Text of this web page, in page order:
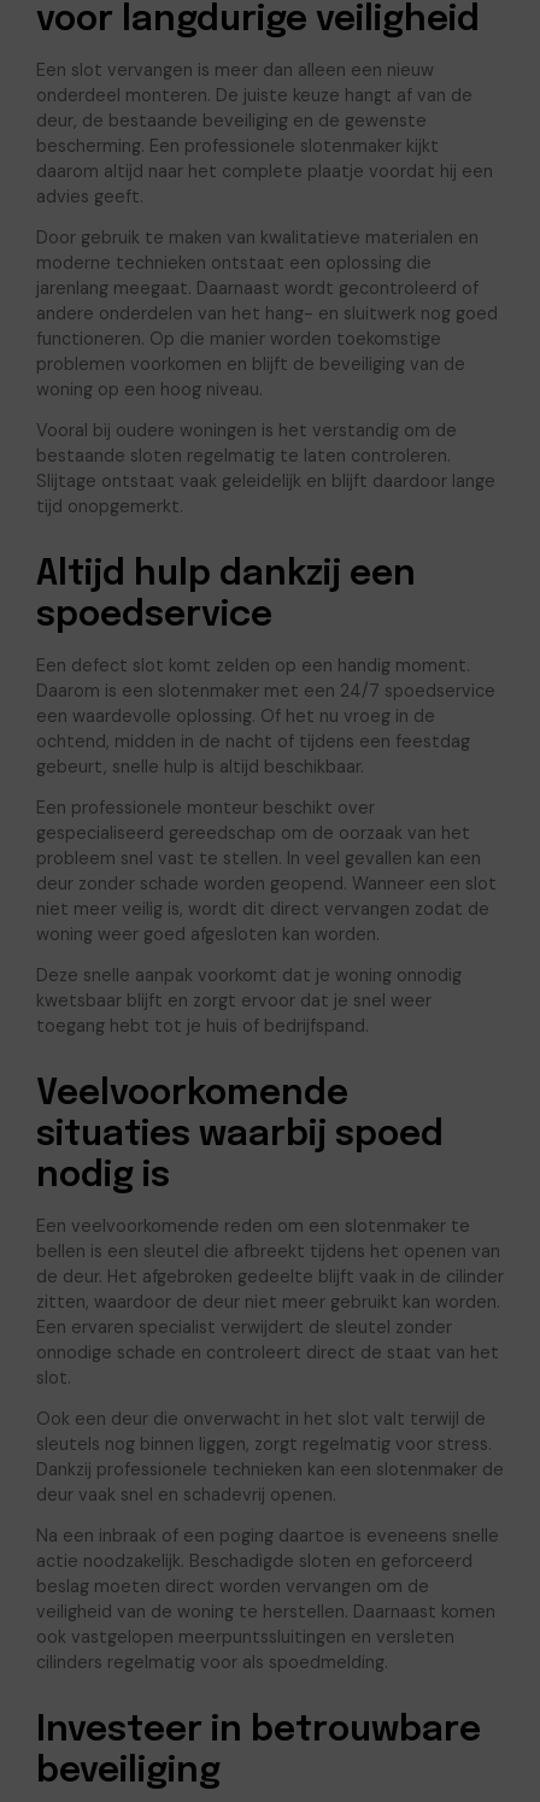
voor langdurige veiligheid
Een slot vervangen is meer dan alleen een nieuw
onderdeel monteren. De juiste keuze hangt af van de
deur, de bestaande beveiliging en de gewenste
bescherming. Een professionele slotenmaker kijkt
daarom altijd naar het complete plaatje voordat hij een
advies geeft.
Door gebruik te maken van kwalitatieve materialen en
moderne technieken ontstaat een oplossing die
jarenlang meegaat. Daarnaast wordt gecontroleerd of
andere onderdelen van het hang- en sluitwerk nog goed
functioneren. Op die manier worden toekomstige
problemen voorkomen en blijft de beveiliging van de
woning op een hoog niveau.
Vooral bij oudere woningen is het verstandig om de
bestaande sloten regelmatig te laten controleren.
Slijtage ontstaat vaak geleidelijk en blijft daardoor lange
tijd onopgemerkt.
Altijd hulp dankzij een
spoedservice
Een defect slot komt zelden op een handig moment.
Daarom is een slotenmaker met een 24/7 spoedservice
een waardevolle oplossing. Of het nu vroeg in de
ochtend, midden in de nacht of tijdens een feestdag
gebeurt, snelle hulp is altijd beschikbaar.
Een professionele monteur beschikt over
gespecialiseerd gereedschap om de oorzaak van het
probleem snel vast te stellen. In veel gevallen kan een
deur zonder schade worden geopend. Wanneer een slot
niet meer veilig is, wordt dit direct vervangen zodat de
woning weer goed afgesloten kan worden.
Deze snelle aanpak voorkomt dat je woning onnodig
kwetsbaar blijft en zorgt ervoor dat je snel weer
toegang hebt tot je huis of bedrijfspand.
Veelvoorkomende
situaties waarbij spoed
nodig is
Een veelvoorkomende reden om een slotenmaker te
bellen is een sleutel die afbreekt tijdens het openen van
de deur. Het afgebroken gedeelte blijft vaak in de cilinder
zitten, waardoor de deur niet meer gebruikt kan worden.
Een ervaren specialist verwijdert de sleutel zonder
onnodige schade en controleert direct de staat van het
slot.
Ook een deur die onverwacht in het slot valt terwijl de
sleutels nog binnen liggen, zorgt regelmatig voor stress.
Dankzij professionele technieken kan een slotenmaker de
deur vaak snel en schadevrij openen.
Na een inbraak of een poging daartoe is eveneens snelle
actie noodzakelijk. Beschadigde sloten en geforceerd
beslag moeten direct worden vervangen om de
veiligheid van de woning te herstellen. Daarnaast komen
ook vastgelopen meerpuntssluitingen en versleten
cilinders regelmatig voor als spoedmelding.
Investeer in betrouwbare
beveiliging